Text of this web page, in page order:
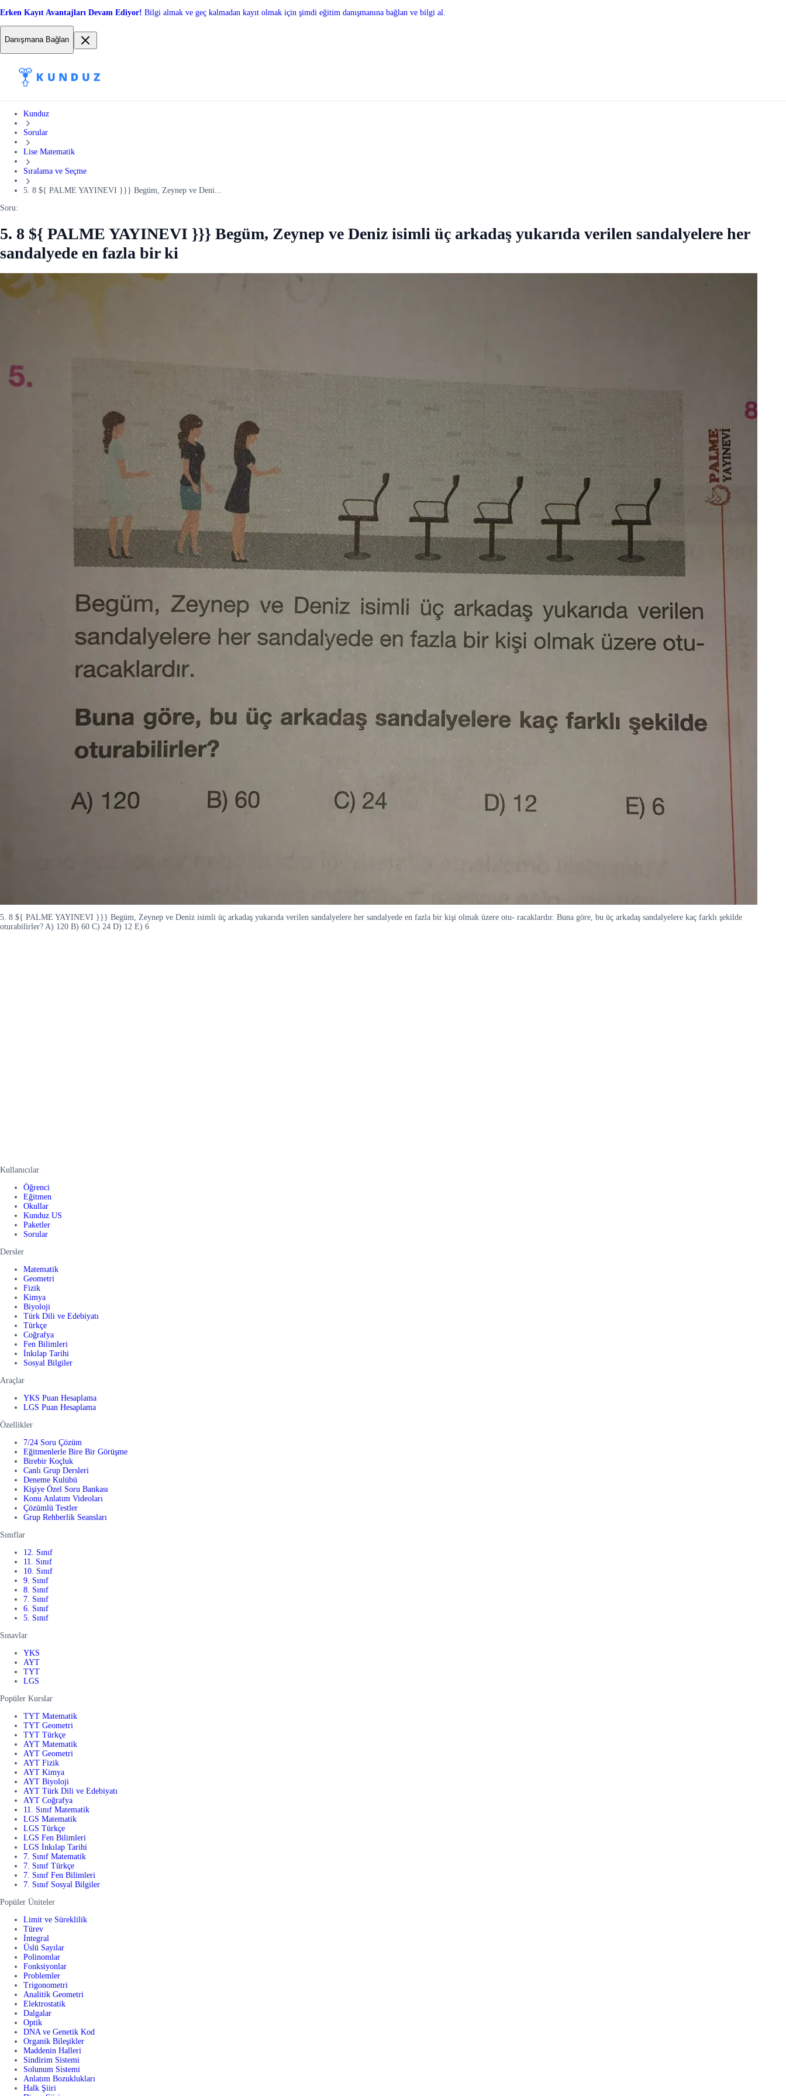
Erken Kayıt Avantajları Devam Ediyor! Bilgi almak ve geç kalmadan kayıt olmak için şimdi eğitim danışmanına bağlan ve bilgi al.
Danışmana Bağlan
Kunduz
Sorular
Lise Matematik
Sıralama ve Seçme
5. 8 ${ PALME YAYINEVI }}} Begüm, Zeynep ve Deni...
Soru:
5. 8 ${ PALME YAYINEVI }}} Begüm, Zeynep ve Deniz isimli üç arkadaş yukarıda verilen sandalyelere her
sandalyede en fazla bir ki
5. 8 ${ PALME YAYINEVI }}} Begüm, Zeynep ve Deniz isimli üç arkadaş yukarıda verilen sandalyelere her sandalyede en fazla bir kişi olmak üzere otu- racaklardır. Buna göre, bu üç arkadaş sandalyelere kaç farklı şekilde
oturabilirler? A) 120 B) 60 C) 24 D) 12 E) 6
Kullanıcılar
Öğrenci
Eğitmen
Okullar
Kunduz US
Paketler
Sorular
Dersler
Matematik
Geometri
Fizik
Kimya
Biyoloji
Türk Dili ve Edebiyatı
Türkçe
Coğrafya
Fen Bilimleri
İnkılap Tarihi
Sosyal Bilgiler
Araçlar
YKS Puan Hesaplama
LGS Puan Hesaplama
Özellikler
7/24 Soru Çözüm
Eğitmenlerle Bire Bir Görüşme
Birebir Koçluk
Canlı Grup Dersleri
Deneme Kulübü
Kişiye Özel Soru Bankası
Konu Anlatım Videoları
Çözümlü Testler
Grup Rehberlik Seansları
Sınıflar
12. Sınıf
11. Sınıf
10. Sınıf
9. Sınıf
8. Sınıf
7. Sınıf
6. Sınıf
5. Sınıf
Sınavlar
YKS
AYT
TYT
LGS
Popüler Kurslar
TYT Matematik
TYT Geometri
TYT Türkçe
AYT Matematik
AYT Geometri
AYT Fizik
AYT Kimya
AYT Biyoloji
AYT Türk Dili ve Edebiyatı
AYT Coğrafya
11. Sınıf Matematik
LGS Matematik
LGS Türkçe
LGS Fen Bilimleri
LGS İnkılap Tarihi
7. Sınıf Matematik
7. Sınıf Türkçe
7. Sınıf Fen Bilimleri
7. Sınıf Sosyal Bilgiler
Popüler Üniteler
Limit ve Süreklilik
Türev
İntegral
Üslü Sayılar
Polinomlar
Fonksiyonlar
Problemler
Trigonometri
Analitik Geometri
Elektrostatik
Dalgalar
Optik
DNA ve Genetik Kod
Organik Bileşikler
Maddenin Halleri
Sindirim Sistemi
Solunum Sistemi
Anlatım Bozuklukları
Halk Şiiri